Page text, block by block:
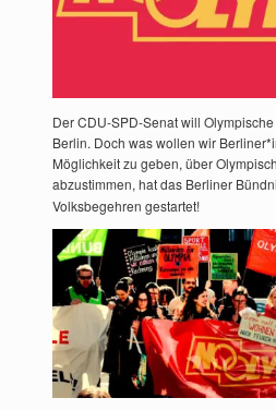
Der CDU-SPD-Senat will
Berlin. Doch was wollen wir
Möglichkeit zu geben, über
abzustimmen, hat das Berliner
Volksbegehren gestartet!